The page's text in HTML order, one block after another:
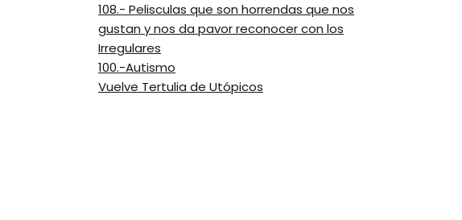
108.- Pelisculas que son horrendas que nos
gustan y nos da pavor reconocer con los
Irregulares
100.-Autismo
Vuelve Tertulia de Utópicos